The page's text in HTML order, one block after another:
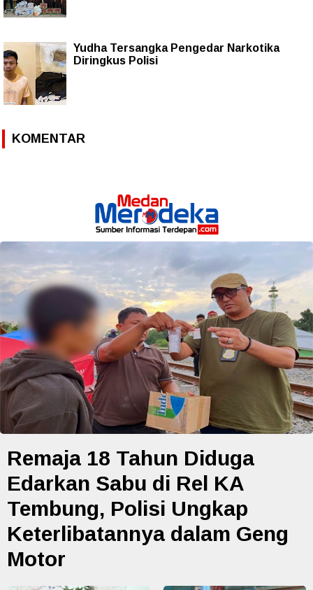
Yudha Tersangka Pengedar Narkotika
Diringkus Polisi
KOMENTAR
Remaja 18 Tahun Diduga
Edarkan Sabu di Rel KA
Tembung, Polisi Ungkap
Keterlibatannya dalam Geng
Motor